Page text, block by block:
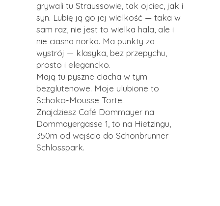
grywali tu Straussowie, tak ojciec, jak i
syn. Lubię ją go jej wielkość — taka w
sam raz, nie jest to wielka hala, ale i
nie ciasna norka. Ma punkty za
wystrój — klasyka, bez przepychu,
prosto i elegancko.
Mają tu pyszne ciacha w tym
bezglutenowe. Moje ulubione to
Schoko-Mousse Torte.
Znajdziesz Café Dommayer na
Dommayergasse 1, to na Hietzingu,
350m od wejścia do Schönbrunner
Schlosspark.